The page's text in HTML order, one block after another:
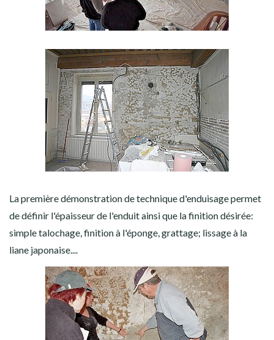
La première démonstration de technique d'enduisage permet
de définir l'épaisseur de l'enduit ainsi que la finition désirée:
simple talochage, finition à l'éponge, grattage; lissage à la
liane japonaise....